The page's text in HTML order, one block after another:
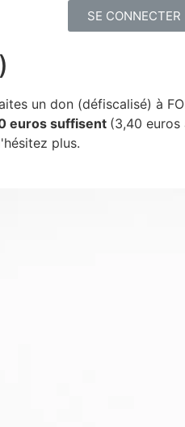
SE CONNECTER
un don (défiscalisé) à
euros suffisent (3,40 euros
plus.